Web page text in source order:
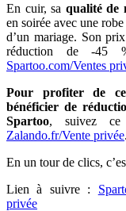
En cuir, sa qualité de
en soirée avec une
d’un mariage. Son
réduction de -45
Spartoo.com/Ventes
Pour profiter de
bénéficier de
Spartoo, suivez
Zalando.fr/Vente privée.
En un tour de clics,
Lien à suivre :
privée